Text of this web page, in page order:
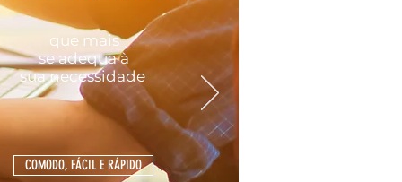
que mais
seadequaà
suanecessidade
COMODO, FÁCIL E RÁPIDO